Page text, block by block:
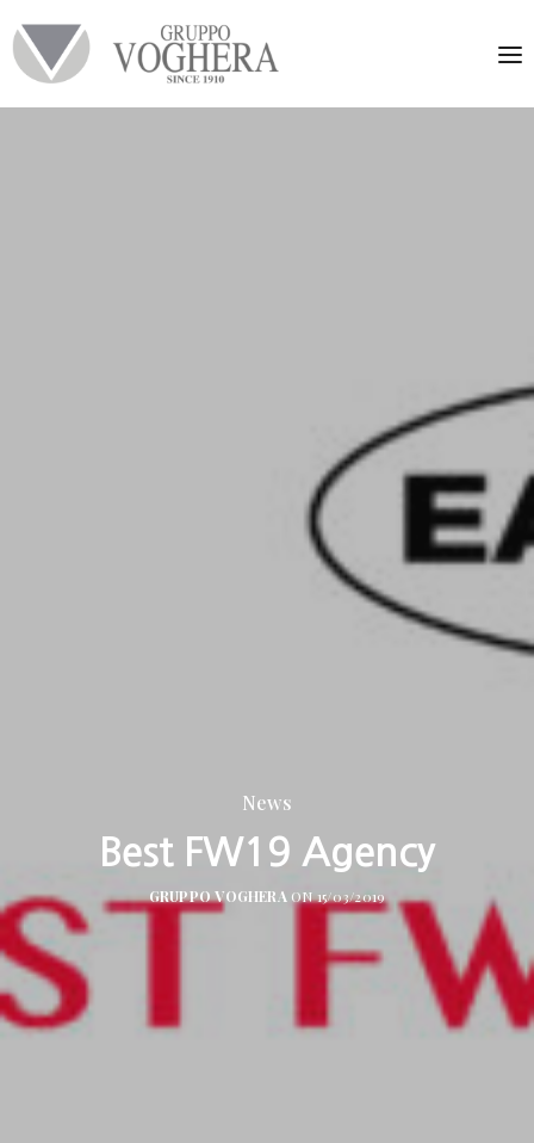
News
Best FW19 Agency
GRUPPO VOGHERAON 15/03/2019